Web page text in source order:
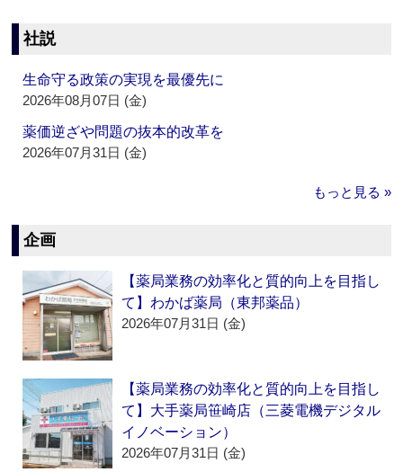
社説
生命守る政策の実現を最優先に
2026年08月07日 (金)
薬価逆ざや問題の抜本的改革を
2026年07月31日 (金)
もっと見る »
企画
【薬局業務の効率化と質的向上を目指し
て】わかば薬局（東邦薬品）
2026年07月31日 (金)
【薬局業務の効率化と質的向上を目指し
て】大手薬局笹崎店（三菱電機デジタル
イノベーション）
2026年07月31日 (金)